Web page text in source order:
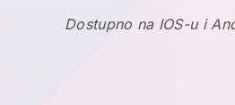
Dostupno na IOS-u i